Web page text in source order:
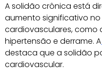
A solidão crônica está
aumento significativo
cardiovasculares, como
hipertensão e derrame. A
destaca que a solidão
cardiovascular.